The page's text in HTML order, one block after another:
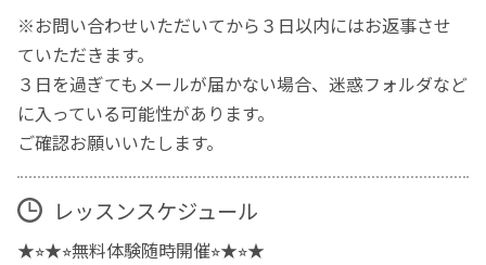
※お問い合わせいただいてから３日以内にはお返事させ
ていただきます。
３日を過ぎてもメールが届かない場合、迷惑フォルダなど
に入っている可能性があります。
ご確認お願いいたします。
レッスンスケジュール
★⭐︎★⭐︎無料体験随時開催⭐︎★⭐︎★